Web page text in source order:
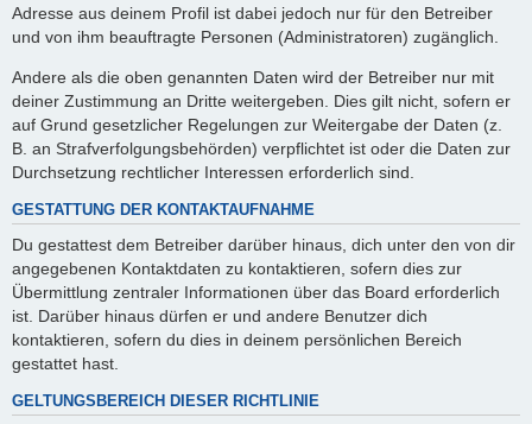
Adresse aus deinem Profil ist dabei jedoch nur für den Betreiber
und von ihm beauftragte Personen (Administratoren) zugänglich.
Andere als die oben genannten Daten wird der Betreiber nur mit
deiner Zustimmung an Dritte weitergeben. Dies gilt nicht, sofern er
auf Grund gesetzlicher Regelungen zur Weitergabe der Daten (z.
B. an Strafverfolgungsbehörden) verpflichtet ist oder die Daten zur
Durchsetzung rechtlicher Interessen erforderlich sind.
GESTATTUNG DER KONTAKTAUFNAHME
Du gestattest dem Betreiber darüber hinaus, dich unter den von dir
angegebenen Kontaktdaten zu kontaktieren, sofern dies zur
Übermittlung zentraler Informationen über das Board erforderlich
ist. Darüber hinaus dürfen er und andere Benutzer dich
kontaktieren, sofern du dies in deinem persönlichen Bereich
gestattet hast.
GELTUNGSBEREICH DIESER RICHTLINIE